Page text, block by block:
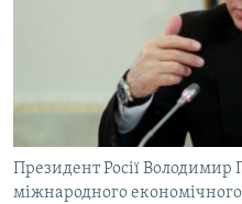
ВІДЕОУРОКИ «ELIFBE»
СВІДЧЕННЯ ОКУПАЦІЇ
УКРАЇНСЬКА ПРОБЛЕМА КРИМУ
ІНФОГРАФІКА
ЯК ОБІЙТИ БЛОКУВАННЯ
Qırımtatar
ДОЛУЧАЙСЯ!
Президент Росії Володимир
міжнародного